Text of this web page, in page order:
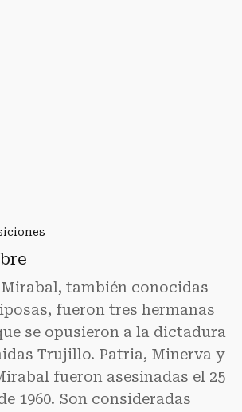
también conocidas
fueron tres hermanas
se opusieron a la dictadura
Trujillo. Patria, Minerva y
fueron asesinadas el 25
1960. Son consideradas